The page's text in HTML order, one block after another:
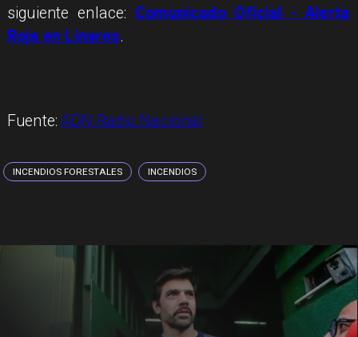
siguiente enlace: Comunicado Oficial - Alerta
Roja en Linares.
Fuente:ADN Radio Nacional
INCENDIOS FORESTALES INCENDIOS